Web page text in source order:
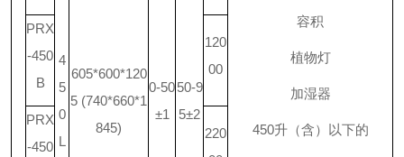
容积
植物灯
加湿器
450升（含）以下的
4
5
0
L
605*600*120
5 (740*660*1
845)
0-50
±1
50-9
5±2
PRX
-450
B
120
00
PRX
-450
220